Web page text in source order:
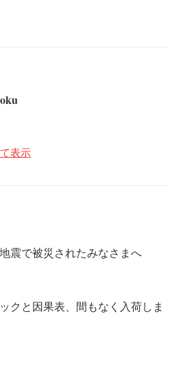
表示
震で被災されたみなさまへ
クと因果表、間もなく入荷しま